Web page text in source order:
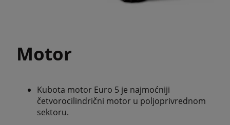
Motor
Kubota motor Euro 5 je najmoćniji
četvorocilindrični motor u poljoprivrednom
sektoru.